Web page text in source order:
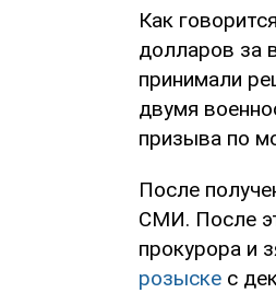
Как
долларов за
принимали
двумя
призыва по
После
СМИ. После
прокурора и
розыске с